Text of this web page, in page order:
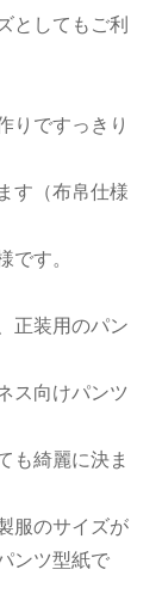
としてもご利
りですっきり
す（布帛仕様
です。
正装用のパン
ス向けパンツ
も綺麗に決ま
服のサイズが
ンツ型紙で